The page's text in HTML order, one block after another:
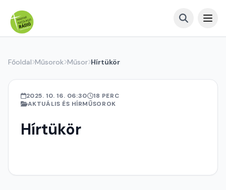
Főoldal Műsorok Műsor Hírtükör
2025. 10. 16. 06:30
18 PERC
AKTUÁLIS ÉS HÍRMŰSOROK
Hírtükör